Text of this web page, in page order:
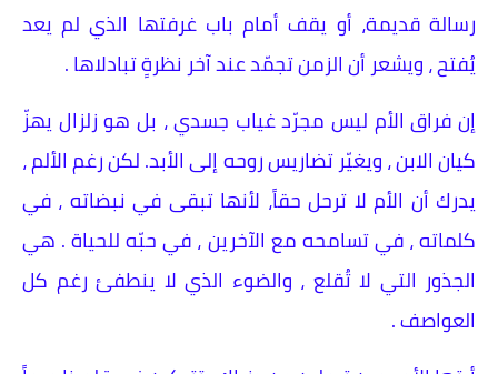
رسالة قديمة، أو يقف أمام باب غرفتها الذي لم يعد
يُفتح ، ويشعر أن الزمن تجمّد عند آخر نظرةٍ تبادلاها .
إن فراق الأم ليس مجرّد غياب جسدي ، بل هو زلزال يهزّ
كيان الابن ، ويغيّر تضاريس روحه إلى الأبد. لكن رغم الألم ،
يدرك أن الأم لا ترحل حقاً، لأنها تبقى في نبضاته ، في
كلماته ، في تسامحه مع الآخرين ، في حبّه للحياة . هي
الجذور التي لا تُقلع ، والضوء الذي لا ينطفئ رغم كل
العواصف .